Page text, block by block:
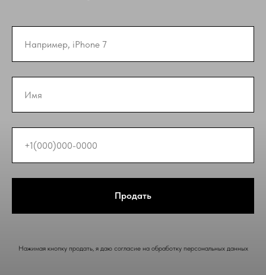
Продать
Нажимая кнопку продать, я даю согласие на обработку персональных данных